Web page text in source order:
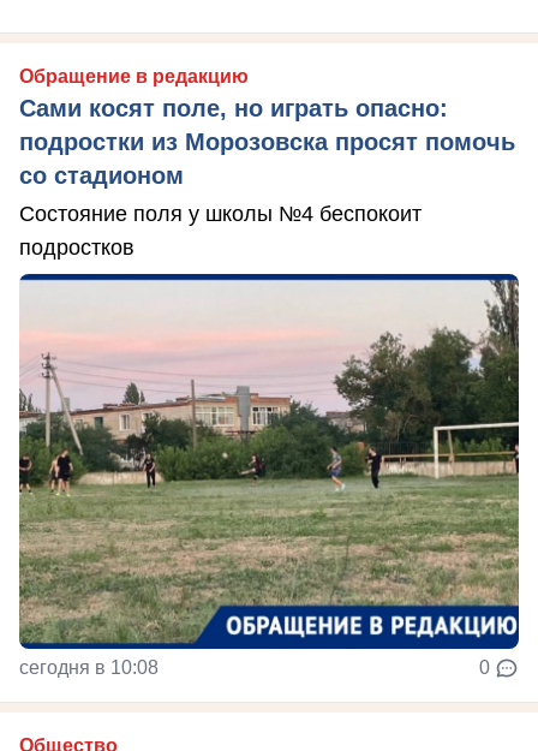
Обращение в редакцию
Сами косят поле, но играть опасно:
подростки из Морозовска просят помочь
со стадионом
Состояние поля у школы №4 беспокоит
подростков
сегодня в 10:08 0
Общество